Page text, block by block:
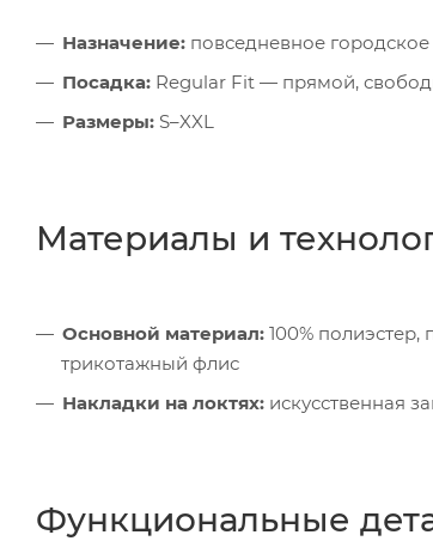
Назначение: повседневное
Посадка: Regular Fit — прямой,
Размеры: S–XXL
Материалы и
Основной материал: 100%
трикотажный флис
Накладки на локтях: искусственная
Функциональные